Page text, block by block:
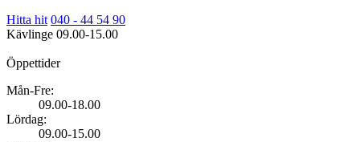
Hitta hit 040 - 44 54 90
Kävlinge 09.00-15.00
Öppettider
Mån-Fre:
09.00-18.00
Lördag:
09.00-15.00